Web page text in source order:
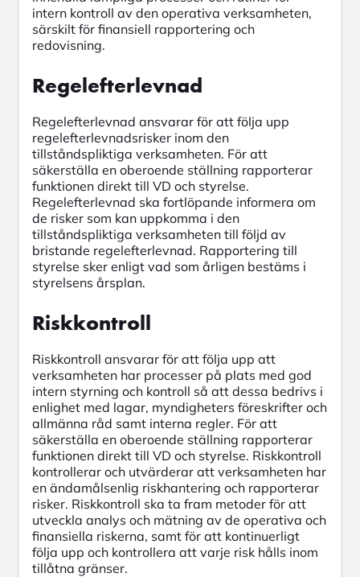
intern kontroll av den operativa verksamheten,
särskilt för finansiell rapportering och
redovisning.
Regelefterlevnad
Regelefterlevnad ansvarar för att följa upp
regelefterlevnadsrisker inom den
tillståndspliktiga verksamheten. För att
säkerställa en oberoende ställning rapporterar
funktionen direkt till VD och styrelse.
Regelefterlevnad ska fortlöpande informera om
de risker som kan uppkomma i den
tillståndspliktiga verksamheten till följd av
bristande regelefterlevnad. Rapportering till
styrelse sker enligt vad som årligen bestäms i
styrelsens årsplan.
Riskkontroll
Riskkontroll ansvarar för att följa upp att
verksamheten har processer på plats med god
intern styrning och kontroll så att dessa bedrivs i
enlighet med lagar, myndigheters föreskrifter och
allmänna råd samt interna regler. För att
säkerställa en oberoende ställning rapporterar
funktionen direkt till VD och styrelse. Riskkontroll
kontrollerar och utvärderar att verksamheten har
en ändamålsenlig riskhantering och rapporterar
risker. Riskkontroll ska ta fram metoder för att
utveckla analys och mätning av de operativa och
finansiella riskerna, samt för att kontinuerligt
följa upp och kontrollera att varje risk hålls inom
tillåtna gränser.